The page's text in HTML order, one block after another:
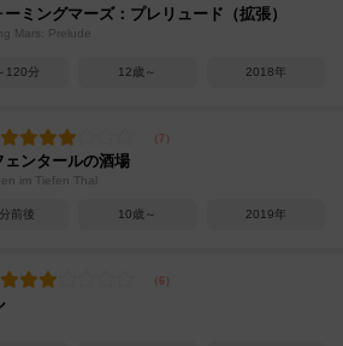
ーミングマーズ：プレリュード（拡張）
Mars: Prelude
120分 12歳～ 2018年
ェンタールの酒場
im Tiefen Thal
前後 10歳～ 2019年